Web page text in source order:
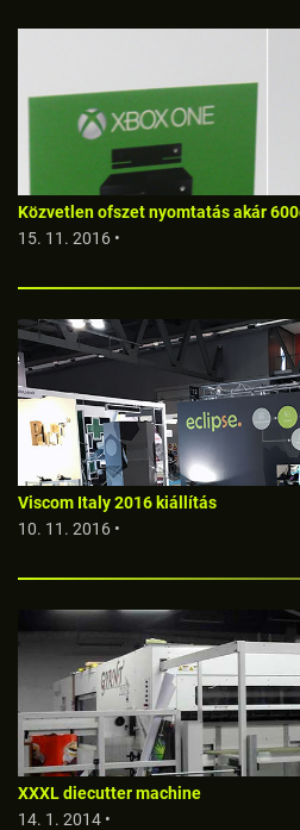
Közvetlen ofszet nyomtatás akár
15. 11. 2016 •
Viscom Italy 2016 kiállítás
10. 11. 2016 •
XXXL diecutter machine
14. 1. 2014 •